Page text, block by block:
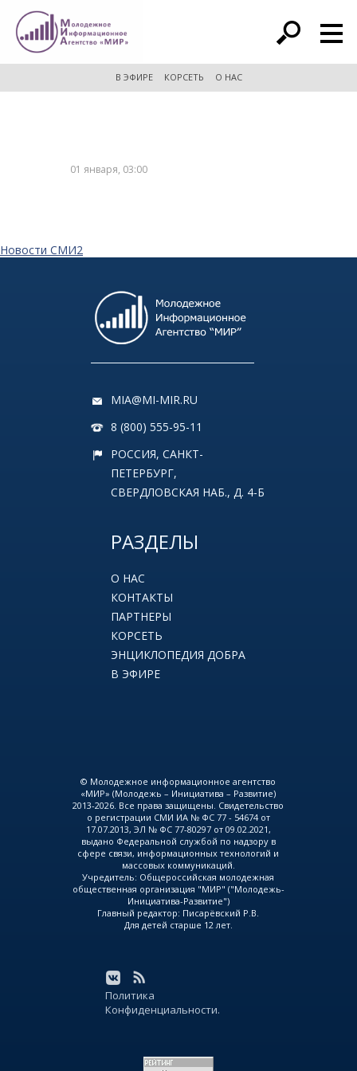
расширенный поиск
В ЭФИРЕ КОРСЕТЬ О НАС
01 января, 03:00
Новости СМИ2
MIA@MI-MIR.RU
8 (800) 555-95-11
РОССИЯ, САНКТ-
ПЕТЕРБУРГ,
СВЕРДЛОВСКАЯ НАБ., Д. 4-Б
РАЗДЕЛЫ
О НАС
КОНТАКТЫ
ПАРТНЕРЫ
КОРСЕТЬ
ЭНЦИКЛОПЕДИЯ ДОБРА
В ЭФИРЕ
© Молодежное информационное агентство
«МИР» (Молодежь – Инициатива – Развитие)
2013-2026. Все права защищены. Свидетельство
о регистрации СМИ ИА № ФС 77 - 54674 от
17.07.2013, ЭЛ № ФС 77-80297 от 09.02.2021,
выдано Федеральной службой по надзору в
сфере связи, информационных технологий и
массовых коммуникаций.
Учредитель: Общероссийская молодежная
общественная организация "МИР" ("Молодежь-
Инициатива-Развитие")
Главный редактор: Писарёвский Р.В.
Для детей старше 12 лет.
Политика
Конфиденциальности.